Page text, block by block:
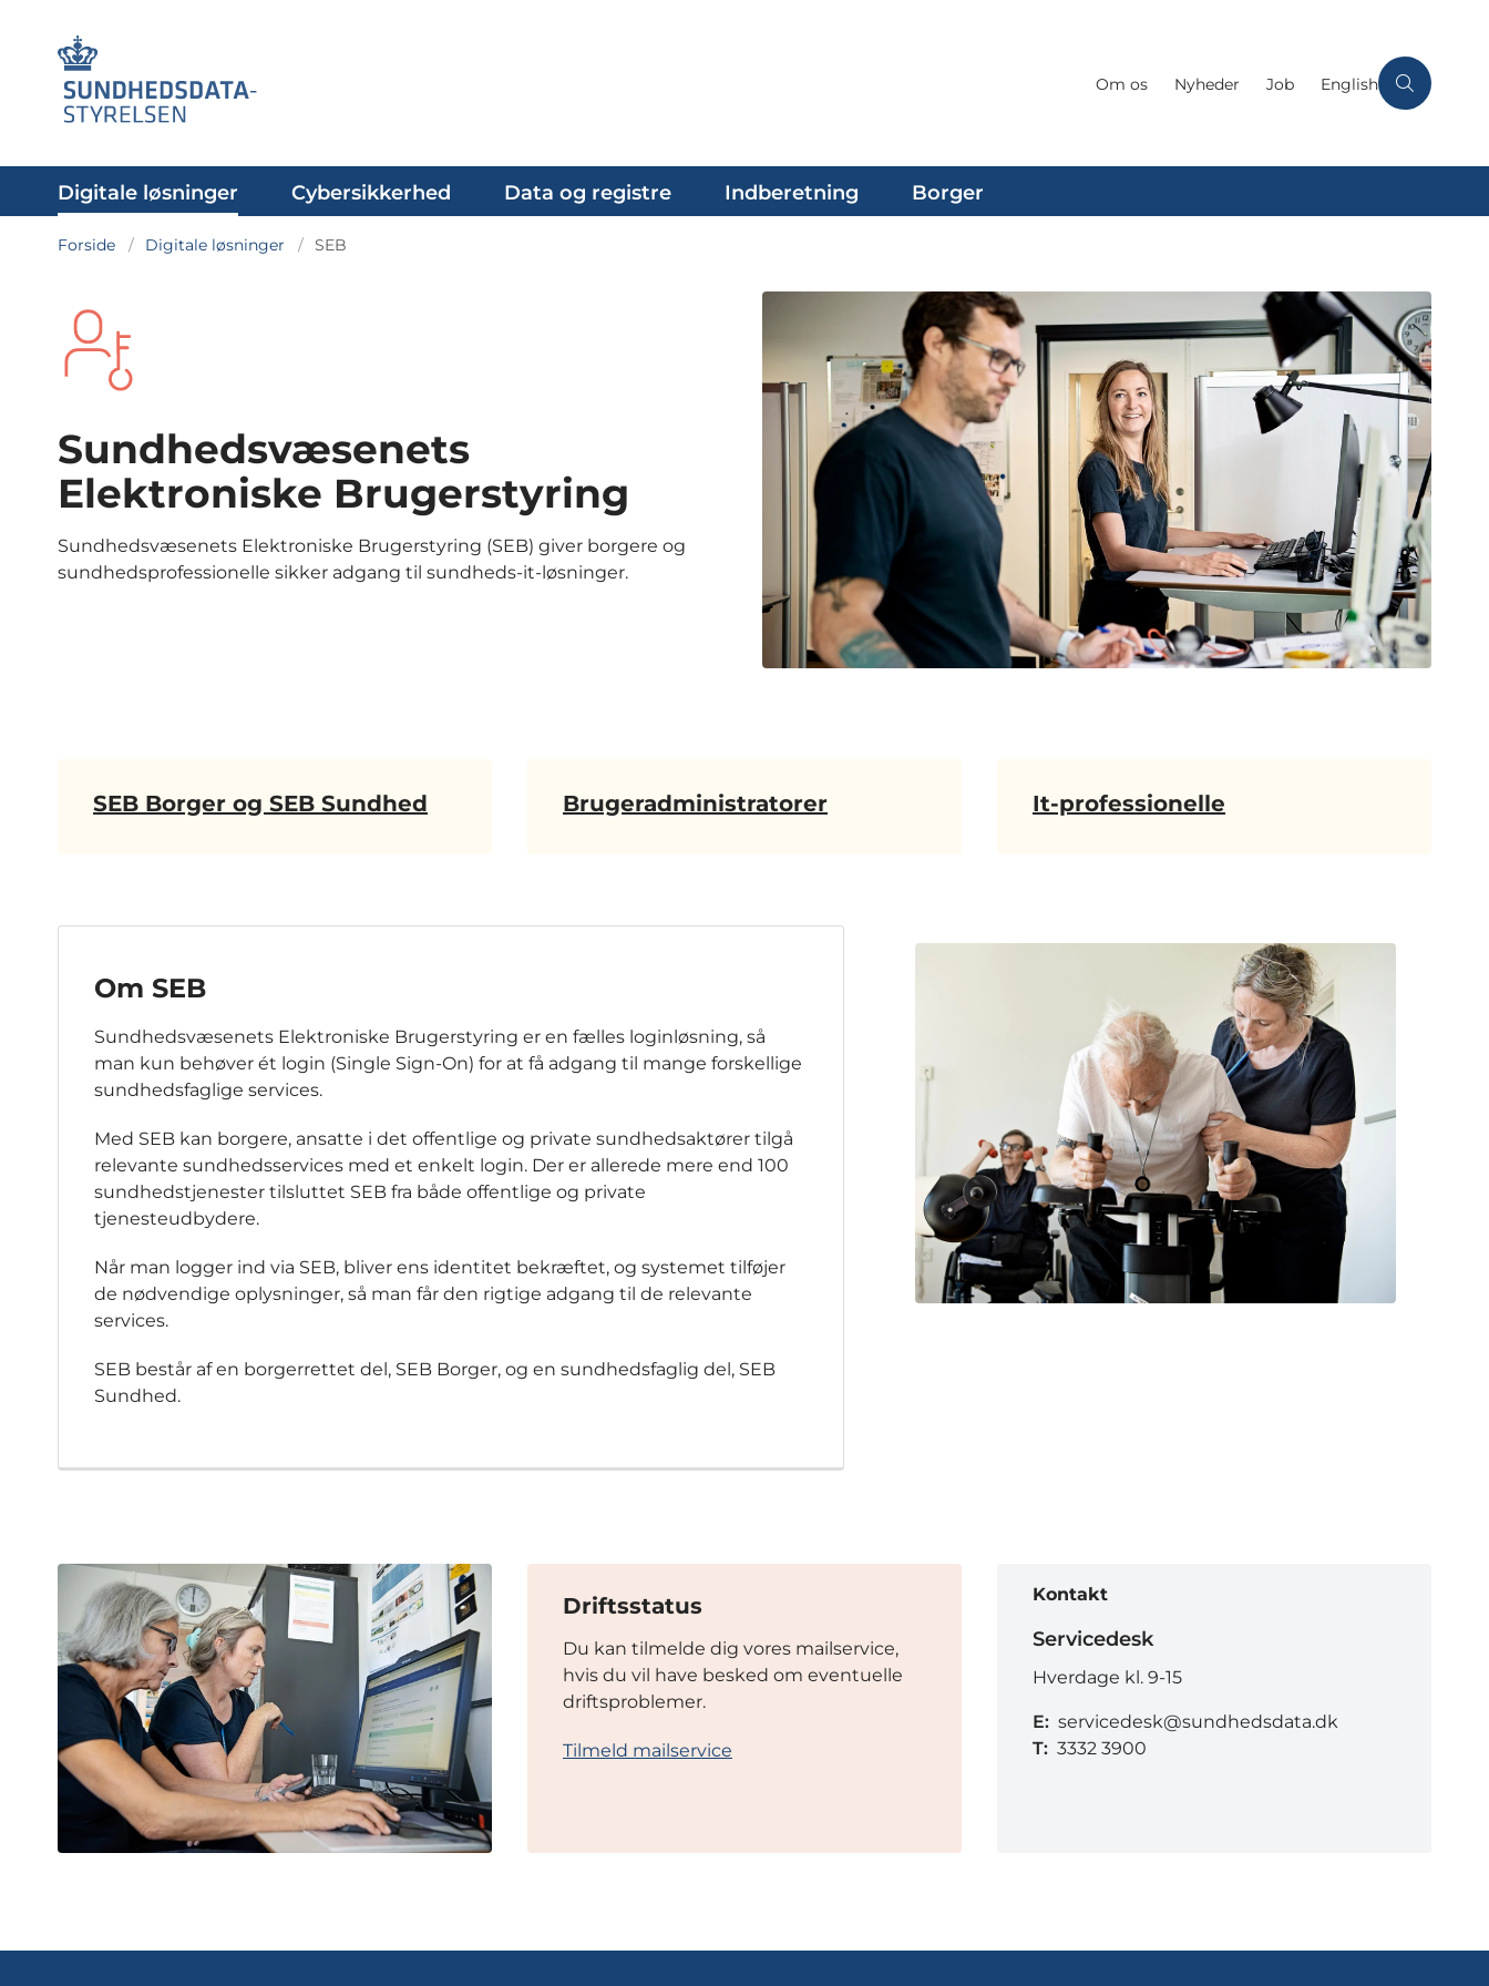
Om os Nyheder Job English
Digitale løsninger Cybersikkerhed Data og registre Indberetning Borger
Forside Digitale løsninger SEB
Sundhedsvæsenets
Elektroniske Brugerstyring
Sundhedsvæsenets Elektroniske Brugerstyring (SEB) giver borgere og
sundhedsprofessionelle sikker adgang til sundheds-it-løsninger.
SEB Borger og SEB Sundhed Brugeradministratorer It-professionelle
Om SEB
Sundhedsvæsenets Elektroniske Brugerstyring er en fælles loginløsning, så
man kun behøver ét login (Single Sign-On) for at få adgang til mange forskellige
sundhedsfaglige services.
Med SEB kan borgere, ansatte i det offentlige og private sundhedsaktører tilgå
relevante sundhedsservices med et enkelt login. Der er allerede mere end 100
sundhedstjenester tilsluttet SEB fra både offentlige og private
tjenesteudbydere.
Når man logger ind via SEB, bliver ens identitet bekræftet, og systemet tilføjer
de nødvendige oplysninger, så man får den rigtige adgang til de relevante
services.
SEB består af en borgerrettet del, SEB Borger, og en sundhedsfaglig del, SEB
Sundhed.
Driftsstatus
Du kan tilmelde dig vores mailservice,
hvis du vil have besked om eventuelle
driftsproblemer.
Tilmeld mailservice
Kontakt
Servicedesk
Hverdage kl. 9-15
E: servicedesk@sundhedsdata.dk
T: 3332 3900